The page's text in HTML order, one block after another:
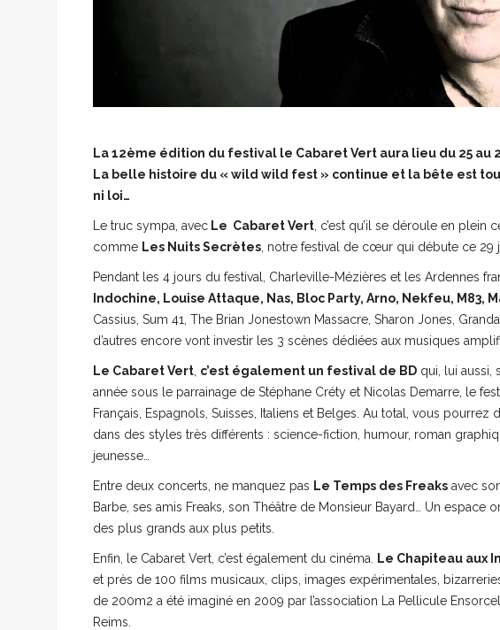
La 12ème édition du festival le Cabaret Vert aura lieu du 25 au
La belle histoire du « wild wild fest » continue et la bête est
ni loi…
Le truc sympa, avec Le Cabaret Vert , c’est qu’il se déroule en
comme Les Nuits Secrètes , notre festival de cœur qui débute ce 29
Pendant les 4 jours du festival, Charleville-Mézières et les Ardennes
Indochine, Louise Attaque, Nas, Bloc Party, Arno, Nekfeu, M83,
Cassius, Sum 41, The Brian Jonestown Massacre, Sharon Jones,
d’autres encore vont investir les 3 scènes dédiées aux musiques
Le Cabaret Vert c’est également un festival de BD qui, lui aussi,
année sous le parrainage de Stéphane Créty et Nicolas Demarre, le
Français, Espagnols, Suisses, Italiens et Belges. Au total, vous
dans des styles très différents : science-fiction, humour, roman
jeunesse…
Entre deux concerts, ne manquez pas Le Temps des Freaks avec
Barbe, ses amis Freaks, son Théâtre de Monsieur Bayard… Un espace
des plus grands aux plus petits.
Enfin, le Cabaret Vert, c’est également du cinéma. Le Chapiteau aux
et près de 100 films musicaux, clips, images expérimentales,
de 200m2 a été imaginé en 2009 par l’association La Pellicule
Reims.